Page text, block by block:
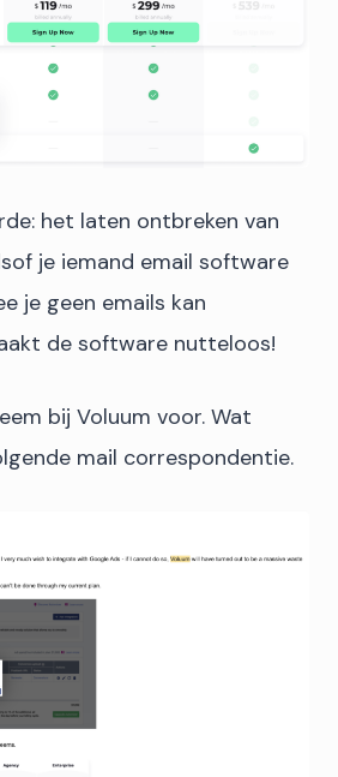
het laten ontbreken van
je iemand email software
je geen emails kan
de software nutteloos!
bij Voluum voor. Wat
mail correspondentie.